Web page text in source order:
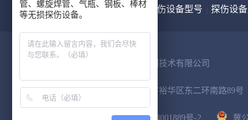
网站首页 | 超声波探伤设备型号 探伤设
山科飞泰（河北）检测技术有限公司
地址：河北省石家庄市裕华区东二环南路89号
ICP备案号：冀ICP备14001889号-2 冀
管、螺旋焊管、气瓶、钢板、棒材
等无损探伤设备。